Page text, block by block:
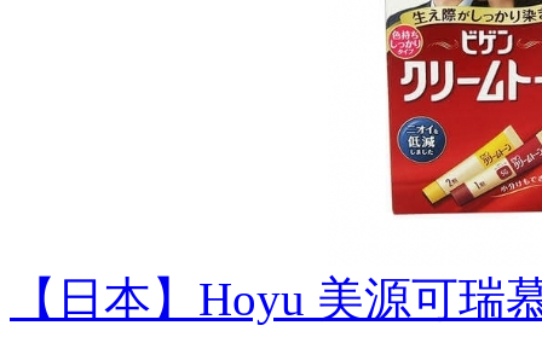
【日本】Hoyu 美源可瑞